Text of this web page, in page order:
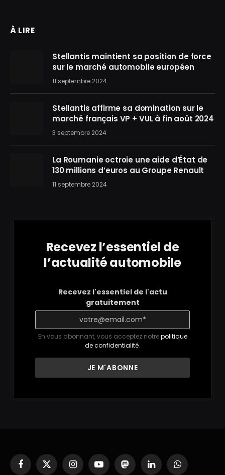
À LIRE
Stellantis maintient sa position de force
sur le marché automobile européen
11 septembre 2024
Stellantis affirme sa domination sur le
marché français VP + VUL à fin août 2024
3 septembre 2024
La Roumanie octroie une aide d’État de
130 millions d’euros au Groupe Renault
11 septembre 2024
Recevez l’essentiel de
l’actualité automobile
Recevez l'essentiel de l'actu
gratuitement
En vous abonnant, vous acceptez notrepolitique
de confidentialité.
Facebook
X
InstagramYouTubeMastodonLinkedInWhatsApp